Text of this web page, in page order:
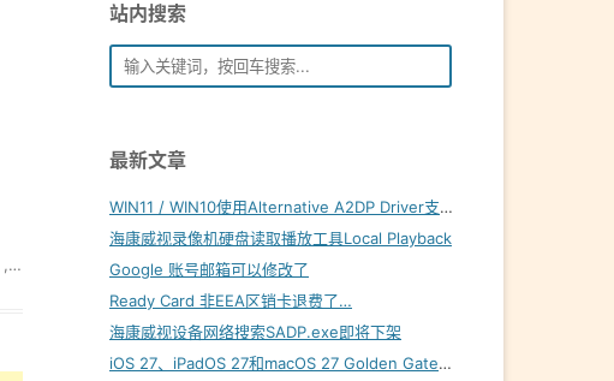
印度VPS 合租,流媒体账号合租
站内搜索
最新文章
WIN11 / WIN10使用Alternative A2DP Driver支持LDAC
海康威视录像机硬盘读取播放工具Local Playback
Google 账号邮箱可以修改了
Ready Card 非EEA区销卡退费了…
海康威视设备网络搜索SADP.exe即将下架
iOS 27、iPadOS 27和macOS 27 Golden Gate内置壁纸下载